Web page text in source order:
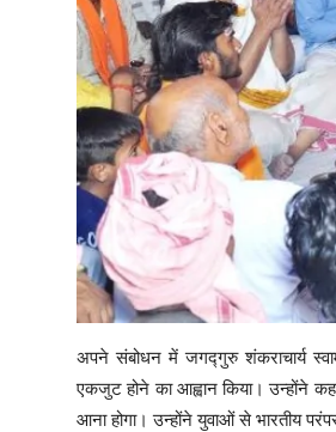
अपने संबोधन में जगद्गुरु शंकराचार्य
एकजुट होने का आह्वान किया। उन्होंने
आना होगा। उन्होंने युवाओं से भारतीय